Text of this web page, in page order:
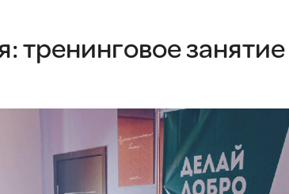
тренинговое занятие